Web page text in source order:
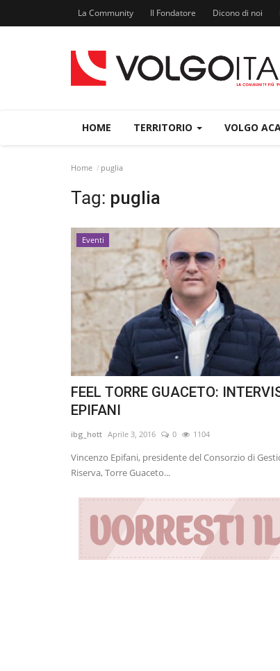
La Community Il Fondatore Dicono di noi
HOME TERRITORIO VOLGO
Home puglia
Tag: puglia
Eventi
FEEL TORRE GUACETO:
EPIFANI
ibg_hott Aprile 3, 2016 0 1104
Vincenzo Epifani, presidente del Consorzio di
Riserva, Torre Guaceto...